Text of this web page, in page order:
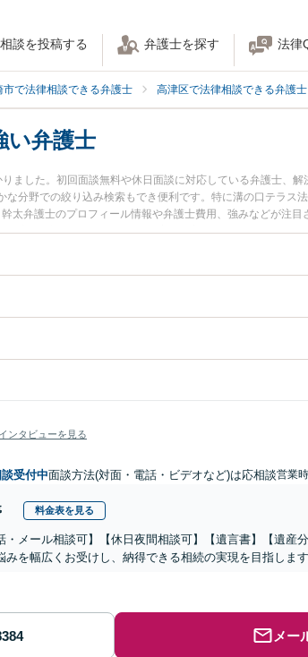
談を投稿する 弁護士を探す 法律
市で法律相談できる弁護士 高津区で法律相談できる弁護士
い弁護士
ました。初回面談無料や休日面談に対応している弁護士、
分野での絞り込み検索もでき便利です。特に溝の口テラス
太弁護士のプロフィール情報や弁護士費用、強みなどが注
産分割調停のトラブル解決の実績豊富な近くの弁護士を検
相談者さんにおすすめです。
インタビューを見る
受付中面談方法(対面・電話・ビデオなど)は応相談営業
料金表を見る
・メール相談可】【休日夜間相談可】【遺言書】【遺産
みを幅広くお受けし、納得できる相続の実現を目指します
メー